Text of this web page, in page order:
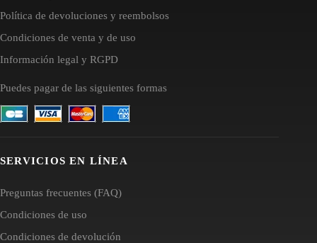
Política de devoluciones y reembolsos
Condiciones de venta y de uso
Información legal y RGPD
Puedes pagar de las siguientes formas
SERVICIOS EN LÍNEA
Preguntas frecuentes (FAQ)
Condiciones de uso
Condiciones de devolución